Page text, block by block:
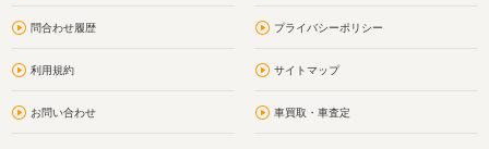
問合わせ履歴 プライバシーポリシー
利用規約 サイトマップ
お問い合わせ 車買取・車査定